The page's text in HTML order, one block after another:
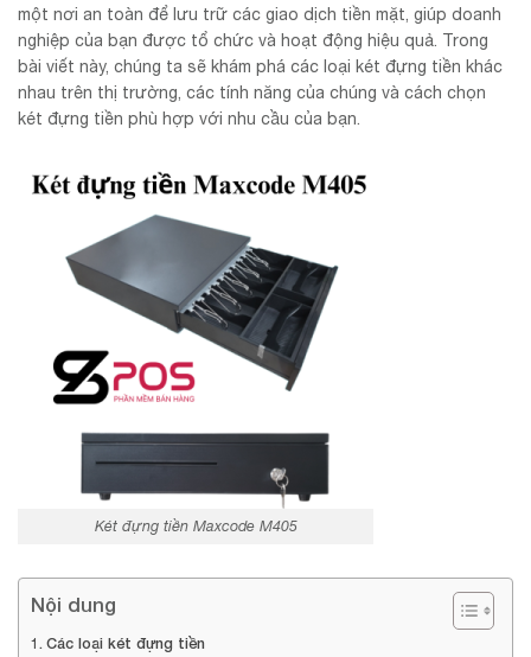
một nơi an toàn để lưu trữ các giao dịch tiền mặt, giúp doanh
nghiệp của bạn được tổ chức và hoạt động hiệu quả. Trong
bài viết này, chúng ta sẽ khám phá các loại két đựng tiền khác
nhau trên thị trường, các tính năng của chúng và cách chọn
két đựng tiền phù hợp với nhu cầu của bạn.
Két đựng tiền Maxcode M405
Nội dung
Các loại két đựng tiền